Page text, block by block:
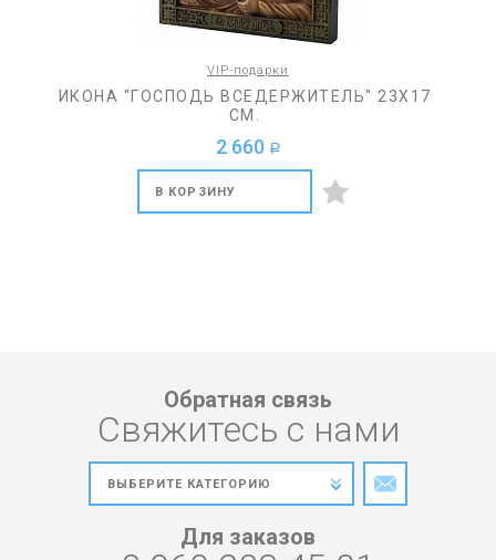
VIP-подарки
ИКОНА "ГОСПОДЬ ВСЕДЕРЖИТЕЛЬ" 23Х17
СМ.
2 660 a
В КОРЗИНУ
Обратная связь
Свяжитесь с нами
Для заказов